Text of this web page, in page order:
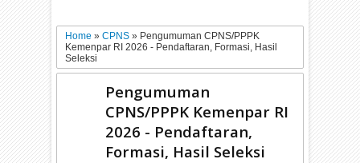
Home»CPNS» Pengumuman CPNS/PPPK
Kemenpar RI 2026 - Pendaftaran, Formasi, Hasil
Seleksi
Pengumuman
CPNS/PPPK Kemenpar RI
2026 - Pendaftaran,
Formasi, Hasil Seleksi